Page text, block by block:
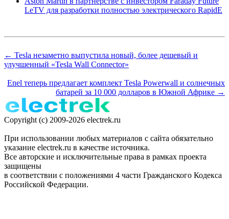
LeTV для разработки полностью электрического RapidE
← Tesla незаметно выпустила новый, более дешевый и
улучшенный «Tesla Wall Connector»
Enel теперь предлагает комплект Tesla Powerwall и солнечных
батарей за 10 000 долларов в Южной Африке →
Copyright (c) 2009-2026 electrek.ru
При использовании любых материалов с сайта обязательно
указание electrek.ru в качестве источника.
Все авторские и исключительные права в рамках проекта
защищены
в соответствии с положениями 4 части Гражданского Кодекса
Российской Федерации.